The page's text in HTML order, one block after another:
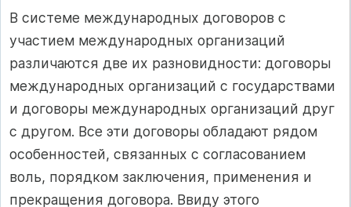
В системе международных договоров с
участием международных организаций
различаются две их разновидности: договоры
международных организаций с государствами
и договоры международных организаций друг
с другом. Все эти договоры обладают рядом
особенностей, связанных с согласованием
воль, порядком заключения, применения и
прекращения договора. Ввиду этого